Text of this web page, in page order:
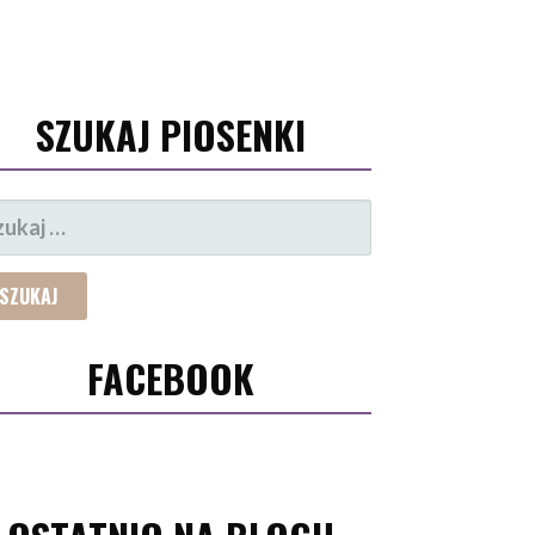
SZUKAJ PIOSENKI
FACEBOOK